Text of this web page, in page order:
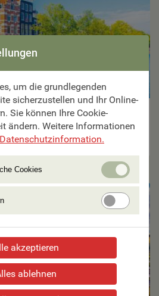
– von Basel bis
Zur Reise
um die grundlegenden
sicherzustellen und Ihr Online-
Sie können Ihre Cookie-
ändern. Weitere Informationen
Datenschutzinformation.
Cookies
Cookies
akzeptieren
ablehnen